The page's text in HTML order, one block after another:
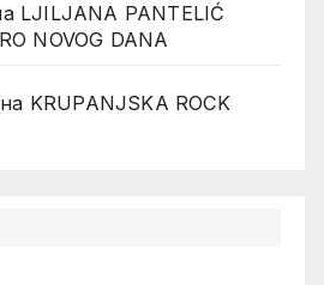
LJILJANA PANTELIĆ
NOVOG DANA
на KRUPANJSKA ROCK